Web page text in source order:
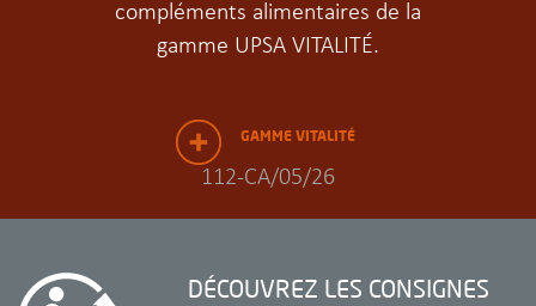
112-CA/05/26
compléments alimentaires de la
gamme UPSA VITALITÉ.
GAMME VITALITÉ
DÉCOUVREZ LES CONSIGNES